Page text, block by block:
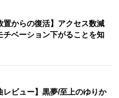
置からの復活】アクセス数減
チベーション下がることを知
レビュー】黒夢/至上のゆりか